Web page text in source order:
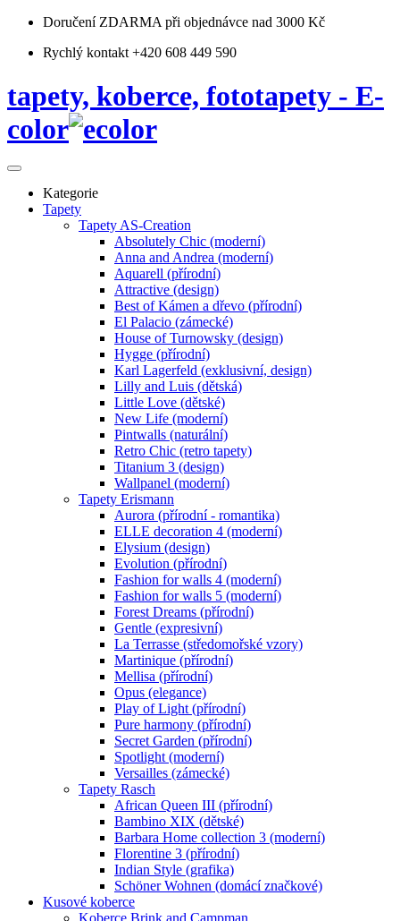
Doručení ZDARMA při objednávce nad 3000 Kč
Rychlý kontakt +420 608 449 590
tapety, koberce, fototapety - E-
color
Kategorie
Tapety
Tapety AS-Creation
Absolutely Chic (moderní)
Anna and Andrea (moderní)
Aquarell (přírodní)
Attractive (design)
Best of Kámen a dřevo (přírodní)
El Palacio (zámecké)
House of Turnowsky (design)
Hygge (přírodní)
Karl Lagerfeld (exklusivní, design)
Lilly and Luis (dětská)
Little Love (dětské)
New Life (moderní)
Pintwalls (naturální)
Retro Chic (retro tapety)
Titanium 3 (design)
Wallpanel (moderní)
Tapety Erismann
Aurora (přírodní - romantika)
ELLE decoration 4 (moderní)
Elysium (design)
Evolution (přírodní)
Fashion for walls 4 (moderní)
Fashion for walls 5 (moderní)
Forest Dreams (přírodní)
Gentle (expresivní)
La Terrasse (středomořské vzory)
Martinique (přírodní)
Mellisa (přírodní)
Opus (elegance)
Play of Light (přírodní)
Pure harmony (přírodní)
Secret Garden (přírodní)
Spotlight (moderní)
Versailles (zámecké)
Tapety Rasch
African Queen III (přírodní)
Bambino XIX (dětské)
Barbara Home collection 3 (moderní)
Florentine 3 (přírodní)
Indian Style (grafika)
Schöner Wohnen (domácí značkové)
Kusové koberce
Koberce Brink and Campman